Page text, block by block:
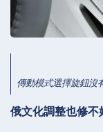
傳動模式選擇旋鈕沒
俄文化調整也修不